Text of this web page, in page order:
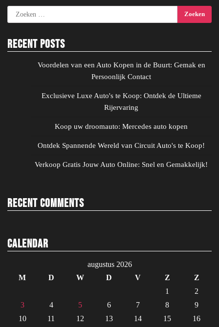
Zoeken
naar:
Recent Posts
Voordelen van een Auto Kopen in de Buurt: Gemak en
Persoonlijk Contact
Exclusieve Luxe Auto's te Koop: Ontdek de Ultieme
Rijervaring
Koop uw droomauto: Mercedes auto kopen
Ontdek Spannende Wereld van Circuit Auto's te Koop!
Verkoop Gratis Jouw Auto Online: Snel en Gemakkelijk!
Recent Comments
Calendar
augustus 2026
M
D W D V Z
Z
1
2
3
4 5 6 7 8
9
10
11 12 13 14 15 16